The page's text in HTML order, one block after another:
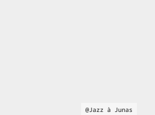
@Jazz à Junas